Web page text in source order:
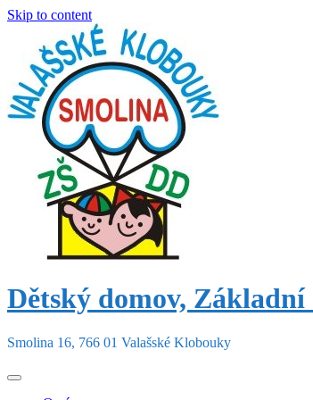
Skip to content
Dětský domov,
Smolina 16, 766 01 Valašské Klobouky